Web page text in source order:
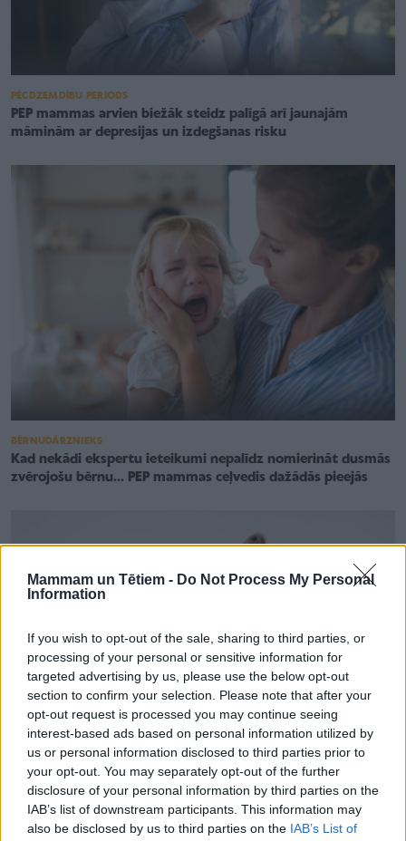
Mammam un Tētiem - Do Not Process My Personal
Information
If you wish to opt-out of the sale, sharing to third parties, or
processing of your personal or sensitive information for
targeted advertising by us, please use the below opt-out
section to confirm your selection. Please note that after your
opt-out request is processed you may continue seeing
interest-based ads based on personal information utilized by
us or personal information disclosed to third parties prior to
your opt-out. You may separately opt-out of the further
disclosure of your personal information by third parties on the
IAB’s list of downstream participants. This information may
also be disclosed by us to third parties on the IAB’s List of
PĒCDZEMDĪBU PERIODS
PEP mammas arvien biežāk steidz palīgā arī jaunajām
māminām ar depresijas un izdegšanas risku
BĒRNUDĀRZNIEKS
Kad nekādi ekspertu ieteikumi nepalīdz nomierināt dusmās
zvērojošu bērnu... PEP mammas ceļvedis dažādās pieejās
ĢIMENES VEIDOŠANA
Jauno rīdzinieku vecāki var saņemt bezmaksas PEP mammu
palīdzību